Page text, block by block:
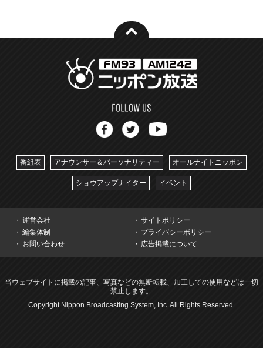
番組表 アナウンサー＆パーソナリティー オールナイトニッポン
ショウアップナイター イベント
運営会社
サイトポリシー
編集体制
プライバシーポリシー
お問い合わせ
広告掲載について
当ウェブサイトに掲載の記事、写真などの無断転載、加工しての使用などは一切
禁止します。
Copyright Nippon Broadcasting System, Inc. All Rights Reserved.